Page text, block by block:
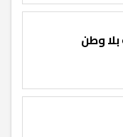
وطن